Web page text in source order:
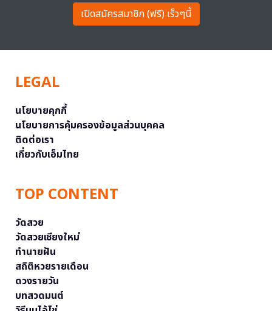
เปิดสมัครสมาชิก (ฟรี) เร็วๆนี้
LEGAL
นโยบายคุกกี้
นโยบายการคุ้มครองข้อมูลส่วนบุคคล
ติดต่อเรา
เกี่ยวกับเอ็มไทย
TOP CONTENT
วัดสวย
วัดสวยเชียงใหม่
ทำนายฝัน
สถิติหวยรายเดือน
ดวงรายวัน
บทสวดมนต์